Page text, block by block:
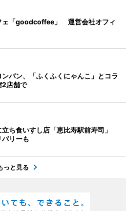
ェ「goodcoffee」 運営会社オフィ
バン、「ふくふくにゃんこ」とコラ
店舗で
立ち食いすし店「恵比寿駅前寿司」
バリーも
っと見る